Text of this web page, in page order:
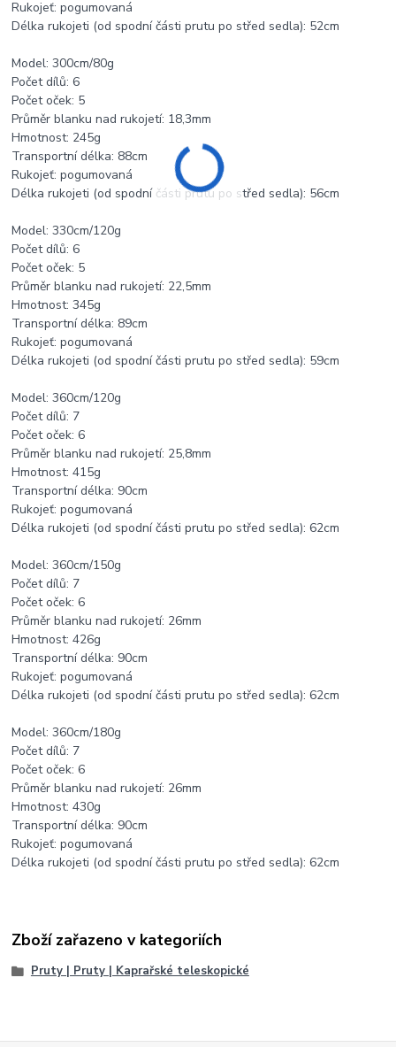
Rukojeť: pogumovaná
Délka rukojeti (od spodní části prutu po střed sedla): 52cm
Model: 300cm/80g
Počet dílů: 6
Počet oček: 5
Průměr blanku nad rukojetí: 18,3mm
Hmotnost: 245g
Transportní délka: 88cm
Rukojeť: pogumovaná
Délka rukojeti (od spodní části prutu po střed sedla): 56cm
Model: 330cm/120g
Počet dílů: 6
Počet oček: 5
Průměr blanku nad rukojetí: 22,5mm
Hmotnost: 345g
Transportní délka: 89cm
Rukojeť: pogumovaná
Délka rukojeti (od spodní části prutu po střed sedla): 59cm
Model: 360cm/120g
Počet dílů: 7
Počet oček: 6
Průměr blanku nad rukojetí: 25,8mm
Hmotnost: 415g
Transportní délka: 90cm
Rukojeť: pogumovaná
Délka rukojeti (od spodní části prutu po střed sedla): 62cm
Model: 360cm/150g
Počet dílů: 7
Počet oček: 6
Průměr blanku nad rukojetí: 26mm
Hmotnost: 426g
Transportní délka: 90cm
Rukojeť: pogumovaná
Délka rukojeti (od spodní části prutu po střed sedla): 62cm
Model: 360cm/180g
Počet dílů: 7
Počet oček: 6
Průměr blanku nad rukojetí: 26mm
Hmotnost: 430g
Transportní délka: 90cm
Rukojeť: pogumovaná
Délka rukojeti (od spodní části prutu po střed sedla): 62cm
Zboží zařazeno v kategoriích
Pruty | Pruty | Kaprařské teleskopické